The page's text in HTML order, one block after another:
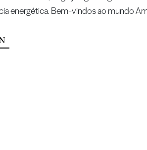
energética. Bem-vindos ao mundo